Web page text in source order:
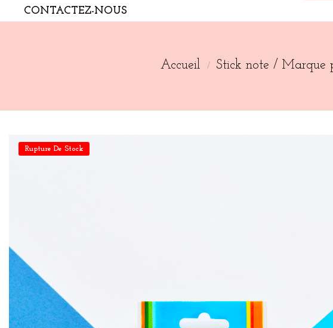
CONTACTEZ-NOUS
Accueil Stick note / Marque
Rupture De Stock